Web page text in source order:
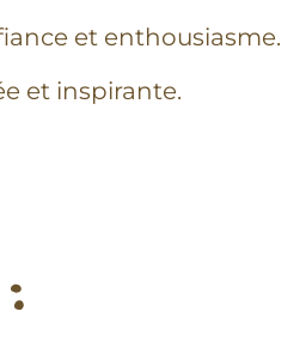
et enthousiasme.
et inspirante.